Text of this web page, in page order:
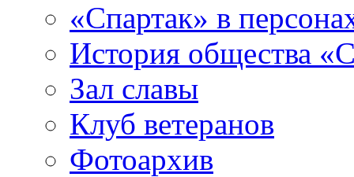
«Спартак» в
История общества
Зал славы
Клуб ветеранов
Фотоархив